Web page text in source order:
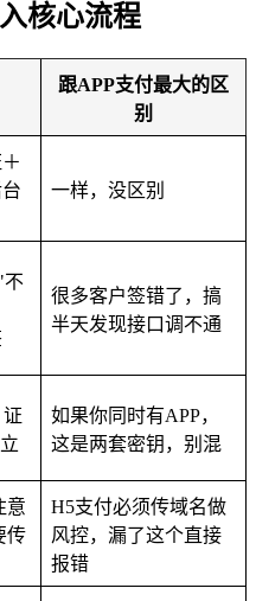
核心流程
跟APP支付最大的区
别
一样，没区别
不
很多客户签错了，搞
半天发现接口调不通
如果你同时有APP，
这是两套密钥，别混
意
传
H5支付必须传域名做
风控，漏了这个直接
报错